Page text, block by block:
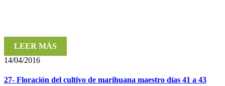
LEER MÁS
14/04/2016
27- Floración del cultivo de marihuana maestro días 41 a 43